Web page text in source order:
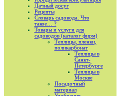
Дачный досуг
Рецепты
Словарь садовода. Что
такое… ?
Товары и услуги для
садоводов (каталог фирм)
Теплицы, пленки,
поликарбонат
Теплицы в
Санкт-
Петербурге
Теплицы в
Москве
Посадочный
материал